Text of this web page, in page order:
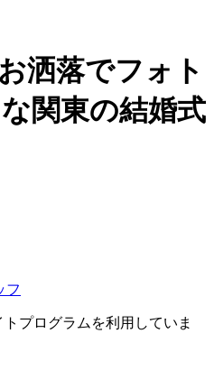
お洒落でフォト
関東の結婚式
フ
プログラムを利用していま